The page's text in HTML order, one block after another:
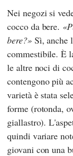
Nei negozi si
cocco da bere.
bere? Sì, anche
commestibile. È
le altre noci di
contengono più
varietà è stata
forme (rotonda,
giallastro).
quindi variare
giovani con una